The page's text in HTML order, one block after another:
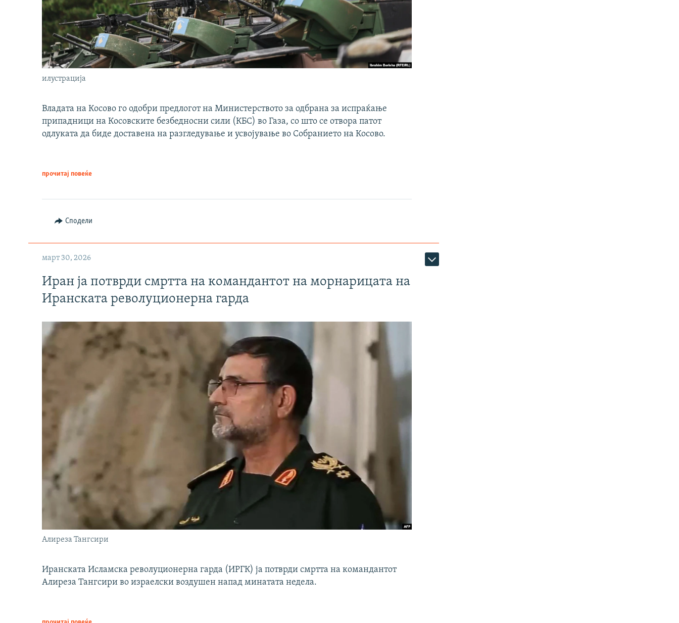
илустрација
Владата на Косово го одобри предлогот на Министерството за одбрана за испраќање
припадници на Косовските безбедносни сили (КБС) во Газа, со што се отвора патот
одлуката да биде доставена на разгледување и усвојување во Собранието на Косово.
прочитај повеќе
Сподели
март 30, 2026
Иран ја потврди смртта на командантот на морнарицата на
Иранската револуционерна гарда
Алиреза Тангсири
Иранската Исламска револуционерна гарда (ИРГК) ја потврди смртта на командантот
Алиреза Тангсири во израелски воздушен напад минатата недела.